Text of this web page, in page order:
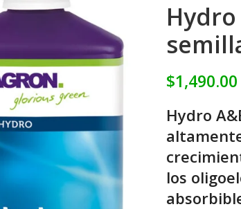
Hydro
$1,490.00
Hydro
los